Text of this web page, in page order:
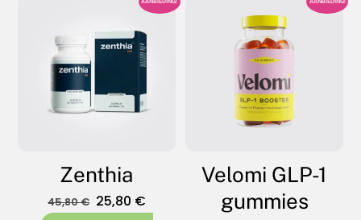
AANBIEDING!
Zenthia
45,80€ Oorspronkelijke
25,80 €Huidige
AANBIEDING!
Velomi GLP-1
gummies